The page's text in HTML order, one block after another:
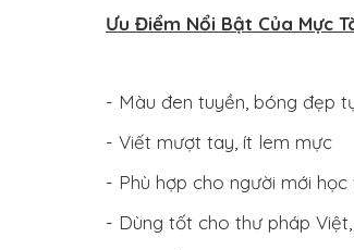
Ưu Điểm Nổi Bật Của Mực
- Màu đen tuyền, bóng đẹp
- Viết mượt tay, ít lem mực
- Phù hợp cho người mới học
- Dùng tốt cho thư pháp